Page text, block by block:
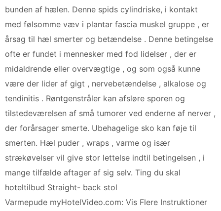
bunden af ​​hælen. Denne spids cylindriske, i kontakt
med følsomme væv i plantar fascia muskel gruppe , er
årsag til hæl smerter og betændelse . Denne betingelse
ofte er fundet i mennesker med fod lidelser , der er
midaldrende eller overvægtige , og som også kunne
være der lider af gigt , nervebetændelse , alkalose og
tendinitis . Røntgenstråler kan afsløre sporen og
tilstedeværelsen af ​​små tumorer ved enderne af nerver ,
der forårsager smerte. Ubehagelige sko kan føje til
smerten. Hæl puder , wraps , varme og især
strækøvelser vil give stor lettelse indtil betingelsen , i
mange tilfælde aftager af sig selv. Ting du skal
hoteltilbud Straight- back stol
Varmepude myHotelVideo.com: Vis Flere Instruktioner